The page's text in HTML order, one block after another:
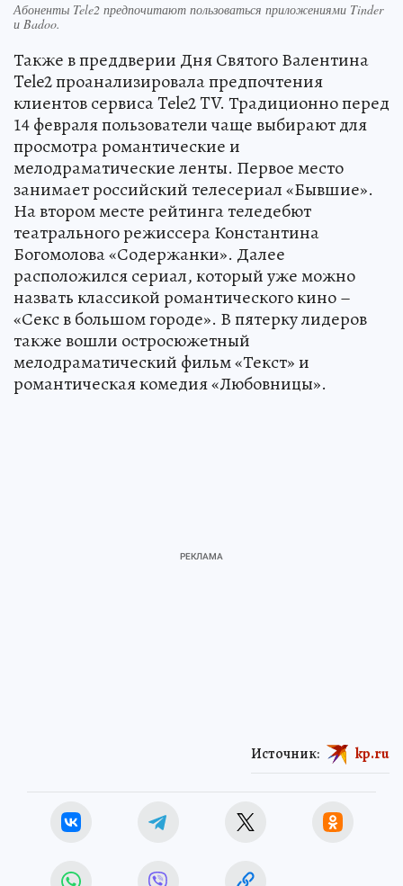
Абоненты Tele2 предпочитают пользоваться приложениями Tinder
и Badoo.
Также в преддверии Дня Святого Валентина
Tele2 проанализировала предпочтения
клиентов сервиса Tele2 TV. Традиционно перед
14 февраля пользователи чаще выбирают для
просмотра романтические и
мелодраматические ленты. Первое место
занимает российский телесериал «Бывшие».
На втором месте рейтинга теледебют
театрального режиссера Константина
Богомолова «Содержанки». Далее
расположился сериал, который уже можно
назвать классикой романтического кино –
«Секс в большом городе». В пятерку лидеров
также вошли остросюжетный
мелодраматический фильм «Текст» и
романтическая комедия «Любовницы».
Источник: kp.ru